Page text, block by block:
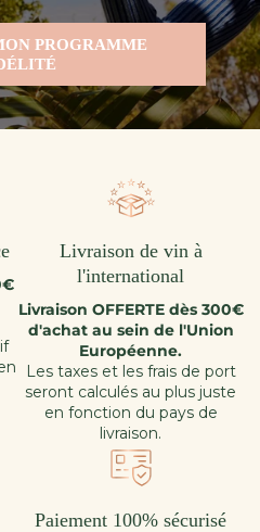
PROGRAMME
Livraison de vin à
l'international
Livraison OFFERTE dès 300€
d'achat au sein de l'Union
Européenne.
Les taxes et les frais de port
seront calculés au plus juste
en fonction du pays de
livraison.
Paiement 100% sécurisé